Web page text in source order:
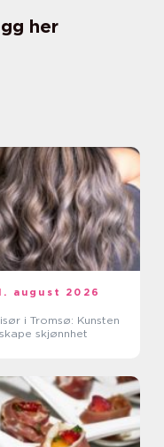
her
august 2026
i Tromsø: Kunsten
skjønnhet